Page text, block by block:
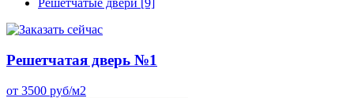
Решетчатые двери [9]
Решетчатая дверь №1
от 3500 руб/м2